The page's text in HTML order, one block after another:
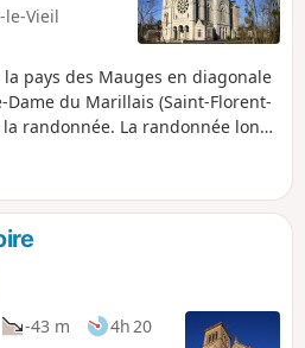
le-Vieil
pays des Mauges en diagonale
du Marillais (Saint-Florent-
randonnée. La randonnée longe
GR®3.
-43 m
4h 20